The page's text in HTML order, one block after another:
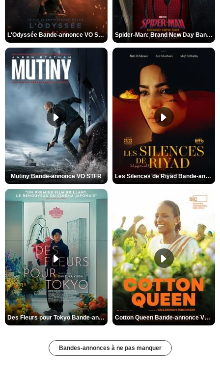
L'Odyssée Bande-annonce VO STFR Spider-Man: Brand New Day Bande-annonce VO STFR
Mutiny Bande-annonce VO STFR Les Silences de Riyad Bande-annonce VO STFR
Des Fleurs pour Tokyo Bande-annonce VO STFR Cotton Queen Bande-annonce VO STFR
Bandes-annonces à ne pas manquer